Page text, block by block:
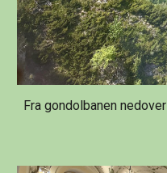
Fra gondolbanen nedover